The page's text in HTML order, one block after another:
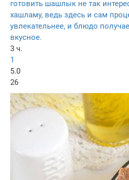
готовить шашлык не так
хашламу, ведь здесь и сам
увлекательнее, и блюдо
вкусное.
3 ч.
1
5.0
26